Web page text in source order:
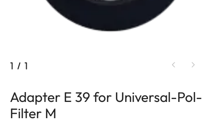
1 / 1
Adapter E 39 for Universal-Pol-
Filter M